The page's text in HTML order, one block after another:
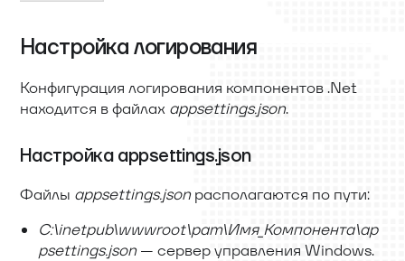
Настройка логирования
Конфигурация логирования компонентов .Net
находится в файлах appsettings.json.
Настройка appsettings.json
Файлы appsettings.jsonрасполагаются по пути:
C:\inetpub\wwwroot\pam\Имя_ Компонента\ap
psettings.json— сервер управления Windows.